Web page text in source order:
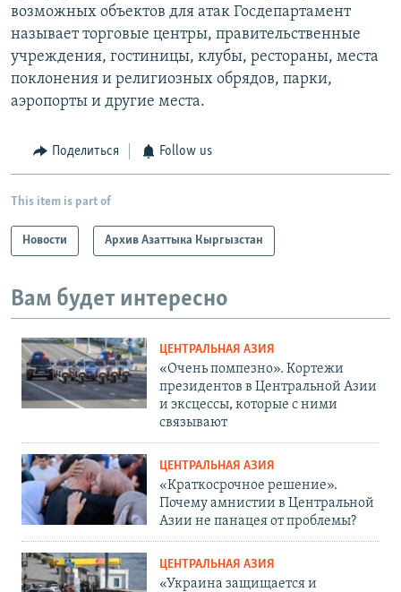
возможных объектов для атак Госдепартамент
называет торговые центры, правительственные
учреждения, гостиницы, клубы, рестораны, места
поклонения и религиозных обрядов, парки,
аэропорты и другие места.
Поделиться Follow us
This item is part of
Новости Архив Азаттыка Кыргызстан
Вам будет интересно
ЦЕНТРАЛЬНАЯ АЗИЯ
«Очень помпезно». Кортежи
президентов в Центральной Азии
и эксцессы, которые с ними
связывают
ЦЕНТРАЛЬНАЯ АЗИЯ
«Краткосрочное решение».
Почему амнистии в Центральной
Азии не панацея от проблемы?
ЦЕНТРАЛЬНАЯ АЗИЯ
«Украина защищается и